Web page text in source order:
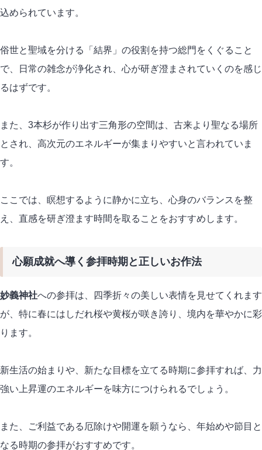
込められています。
俗世と聖域を分ける「結界」の役割を持つ総門をくぐること
で、日常の雑念が浄化され、心が研ぎ澄まされていくのを感じ
るはずです。
また、3本杉が作り出す三角形の空間は、古来より聖なる場所
とされ、高次元のエネルギーが集まりやすいと言われていま
す。
ここでは、瞑想するように静かに立ち、心身のバランスを整
え、直感を研ぎ澄ます時間を取ることをおすすめします。
心願成就へ導く参拝時期と正しいお作法
妙義神社への参拝は、四季折々の美しい表情を見せてくれます
が、特に春にはしだれ桜や黄桜が咲き誇り、境内を華やかに彩
ります。
新生活の始まりや、新たな目標を立てる時期に参拝すれば、力
強い上昇運のエネルギーを味方につけられるでしょう。
また、ご利益である厄除けや開運を願うなら、年始めや節目と
なる時期の参拝がおすすめです。